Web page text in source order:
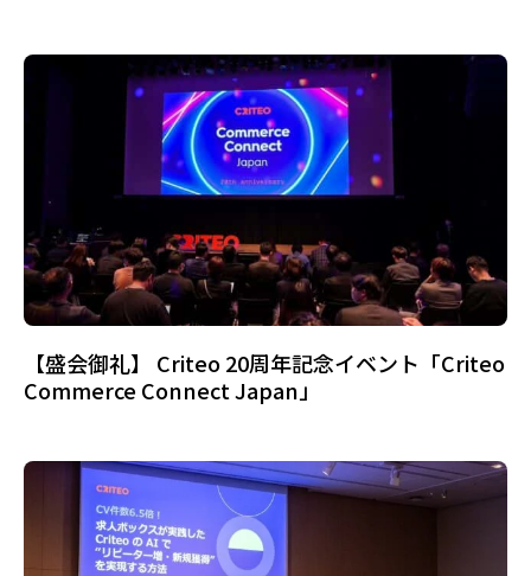
【盛会御礼】 Criteo 20周年記念イベント「Criteo
Commerce Connect Japan」